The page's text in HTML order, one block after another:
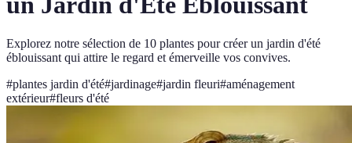
Explorez notre sélection de 10 plantes pour créer un jardin d'été
éblouissant qui attire le regard et émerveille vos convives.
#plantes jardin d'été#jardinage#jardin fleuri#aménagement
extérieur#fleurs d'été